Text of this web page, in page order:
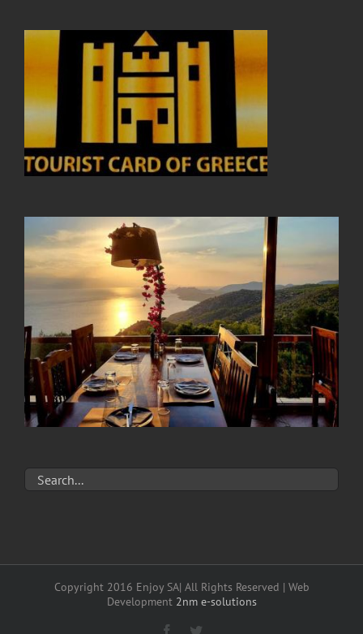
Copyright 2016 Enjoy SA| All Rights Reserved | Web
Development 2nm e-solutions
Facebook